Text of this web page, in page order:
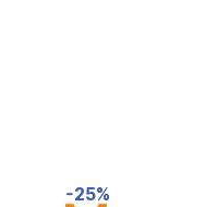
-25%